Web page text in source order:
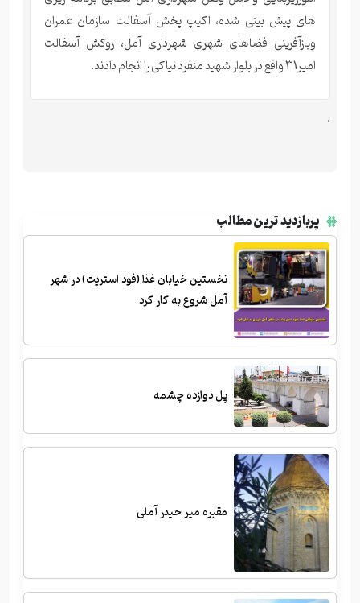
های پیش بینی شده، اکیپ پخش آسفالت سازمان عمران
وبازآفرینی فضاهای شهری شهرداری آمل، روکش آسفالت
امیر31 واقع در بلوار شهید منفرد نیاکی را انجام دادند.
.
پربازدید ترین مطالب
نخستین خیابان غذا (فود استریت) در شهر
آمل شروع به کار کرد
پل دوازده چشمه
مقبره میر حیدر آملی